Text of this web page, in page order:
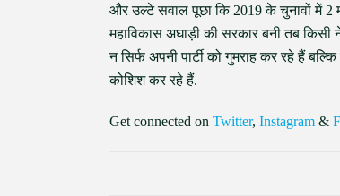
और उल्टे सवाल पूछा कि 2019 के चुनावों में 2
महाविकास अघाड़ी की सरकार बनी तब
न सिर्फ अपनी पार्टी को गुमराह कर रहे हैं
कोशिश कर रहे हैं.
Get connected on Twitter, Instagram &